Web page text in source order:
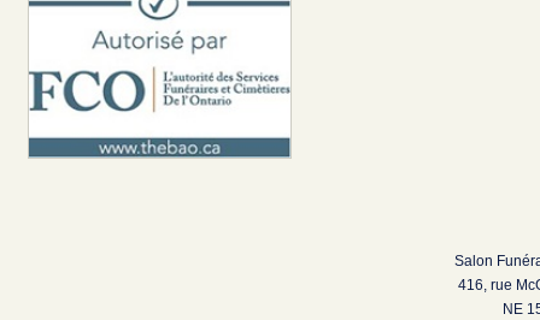
Salon
416, rue
NE